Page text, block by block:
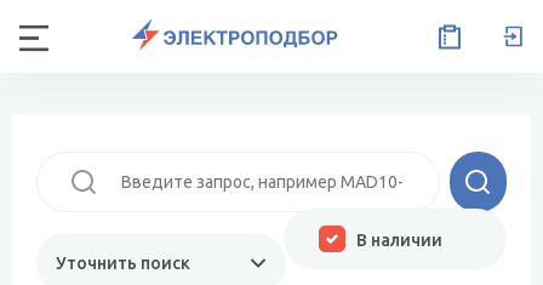
Уточнить поиск
В наличии